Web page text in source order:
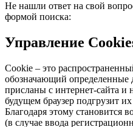
Не нашли ответ на свой
формой поиска:
Управление
Cookie – это
обозначающий определенные
присланы с интернет-сайта и
будущем браузер подгрузит
Благодаря этому становится
(в случае ввода